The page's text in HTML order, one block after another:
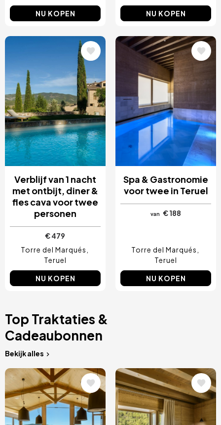
NU KOPEN NU KOPEN
Verblijf van 1 nacht
met ontbijt, diner &
fles cava voor twee
personen
€ 479
Torre del Marqués
Teruel
NU KOPEN
Afbeelding
Spa & Gastronomie
voor twee in Teruel
van € 188
Torre del Marqués
Teruel
NU KOPEN
Top Traktaties &
Cadeaubonnen
Bekijk alles
Afbeelding Afbeelding